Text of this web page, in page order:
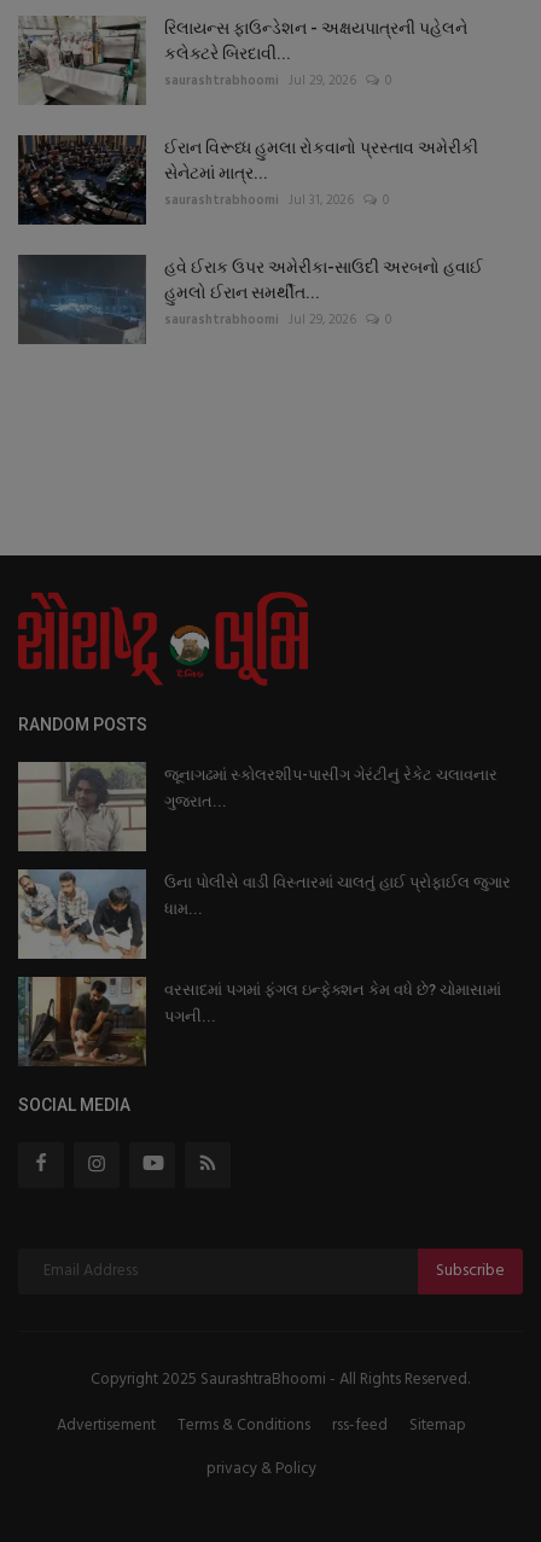
રિલાયન્સ ફાઉન્ડેશન - અક્ષયપાત્રની પહેલને
કલેક્ટરે બિરદાવી...
saurashtrabhoomi Jul 29, 2026 0
ઈરાન વિરૂધ્ધ હુમલા રોકવાનો પ્રસ્તાવ અમેરીકી
સેનેટમાં માત્ર...
saurashtrabhoomi Jul 31, 2026 0
હવે ઈરાક ઉપર અમેરીકા-સાઉદી અરબનો હવાઈ
હુમલો ઈરાન સમર્થીત...
saurashtrabhoomi Jul 29, 2026 0
RANDOM POSTS
જૂનાગઢમાં સ્કોલરશીપ-પાસીંગ ગેરંટીનું રેકેટ ચલાવનાર
ગુજરાત...
ઉના પોલીસે વાડી વિસ્તારમાં ચાલતું હાઈ પ્રોફાઈલ જુગાર
ધામ...
વરસાદમાં પગમાં ફંગલ ઇન્ફેક્શન કેમ વધે છે? ચોમાસામાં
પગની...
SOCIAL MEDIA
Subscribe
Copyright 2025 SaurashtraBhoomi - All Rights Reserved.
Advertisement
Terms & Conditions rss-feed
Sitemap
privacy & Policy